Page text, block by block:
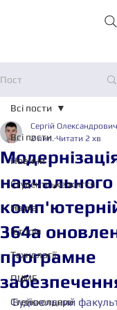
Пост
Всі пости
Новини
Студентське життя
Наука
Історія
Технології
ПЦМБ
Стейкхолдери
Всі пости
364а
програмне
Сергій
2 лип. Читати 2 хв
Будівельний